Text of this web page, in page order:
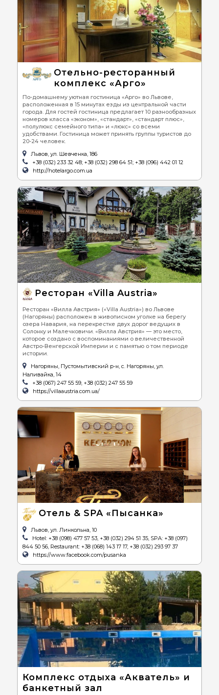
Отельно-ресторанный
комплекс «Арго»
По-домашнему уютная гостиница «Арго» во Львове,
расположенная в 15 минутах езды из центральной части
города. Для гостей гостиница предлагает 10 разнообразных
номеров класса «эконом», «стандарт», «стандарт плюс»,
«полулюкс семейного типа» и «люкс» со всеми
удобствами. Гостиница может принять группы туристов до
20-24 человек.
Львов, ул. Шевченка, 186
+38 (032) 233 32 48; +38 (032) 298 64 51; +38 (096) 442 01 12
http://hotelargo.com.ua
Ресторан «Villa Austria»
Ресторан «Вилла Австрия» («Villa Austria») во Львове
(Нагоряны) расположен в живописном уголке на берегу
озера Навария, на перекрестке двух дорог ведущих в
Солонку и Малечковичи. «Вилла Австрия» — это место,
которое создано с воспоминаниями о величественной
Австро-Венгерской Империи и с памятью о том периоде
истории.
Нагоряны, Пустомытивский р-н, с. Нагоряны, ул.
Наливайка, 14
+38 (067) 247 55 59, +38 (032) 247 55 59
https://villaaustria.com.ua/
Отель & SPA «Пысанка»
Львов, ул. Линкольна, 10
Hotel: +38 (098) 477 57 53, +38 (032) 294 51 35, SPA: +38 (097)
844 50 56, Restaurant: +38 (068) 143 17 17, +38 (032) 293 97 37
https://www.facebook.com/pusanka
Комплекс отдыха «Акватель» и
банкетный зал